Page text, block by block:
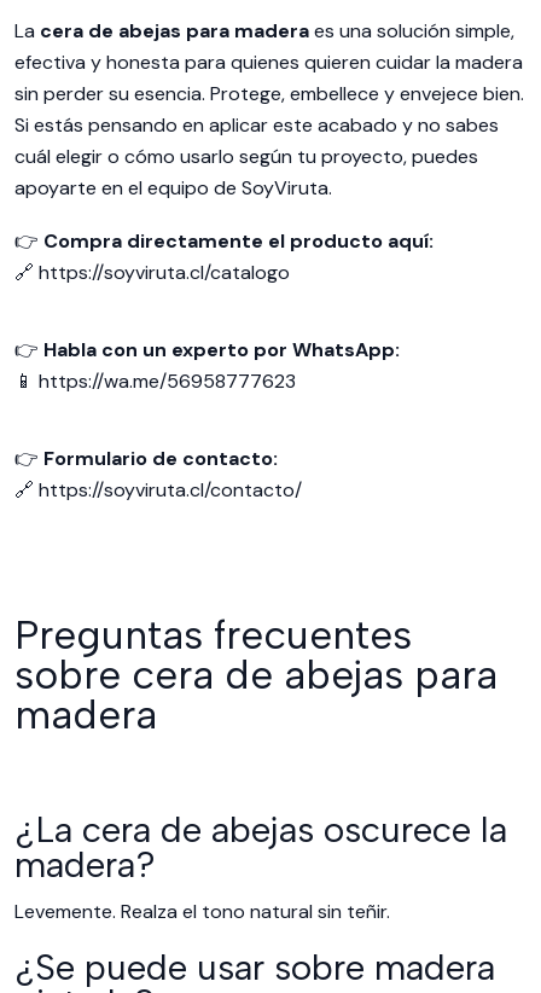
La cera de abejas para maderaes una solución simple,
efectiva y honesta para quienes quieren cuidar la madera
sin perder su esencia. Protege, embellece y envejece bien.
Si estás pensando en aplicar este acabado y no sabes
cuál elegir o cómo usarlo según tu proyecto, puedes
apoyarte en el equipo de SoyViruta.
👉 Compra directamente el producto aquí:
🔗 https://soyviruta.cl/catalogo
👉 Habla con un experto por WhatsApp:
📱 https://wa.me/56958777623
👉 Formulario de contacto:
🔗 https://soyviruta.cl/contacto/
Preguntas frecuentes
sobre cera de abejas para
madera
¿La cera de abejas oscurece la
madera?
Levemente. Realza el tono natural sin teñir.
¿Se puede usar sobre madera